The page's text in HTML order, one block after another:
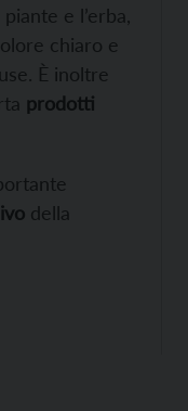
e l’erba,
chiaro e
È inoltre
prodotti
della